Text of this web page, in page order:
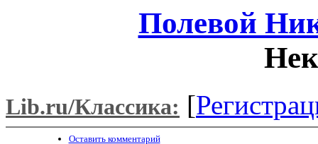
Полевой
Lib.ru/Классика: [
Оставить комментарий